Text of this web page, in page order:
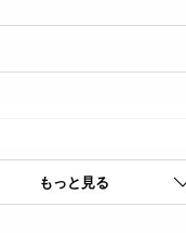
もっと見る